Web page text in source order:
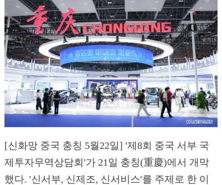
[신화망 중국 충칭 5월22일] '제8회 중국 서부 국
제투자무역상담회'가 21일 충칭(重慶)에서 개막
했다. '신서부, 신제조, 신서비스'를 주제로 한 이